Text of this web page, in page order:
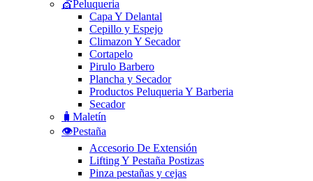
💇Peluqueria
Capa Y Delantal
Cepillo y Espejo
Climazon Y Secador
Cortapelo
Pirulo Barbero
Plancha y Secador
Productos Peluqueria Y Barberia
Secador
🧳Maletín
👁️Pestaña
Accesorio De Extensión
Lifting Y Pestaña Postizas
Pinza pestañas y cejas